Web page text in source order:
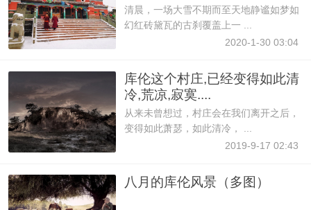
清晨，一场大雪不期而至天地静谧如梦如
幻红砖黛瓦的古刹覆盖上一 ...
2020-1-30 03:04
库伦这个村庄,已经变得如此清
冷,荒凉,寂寞....
从来未曾想过，村庄会在我们离开之后，
变得如此萧瑟，如此清冷， ...
2019-9-17 02:43
八月的库伦风景（多图）